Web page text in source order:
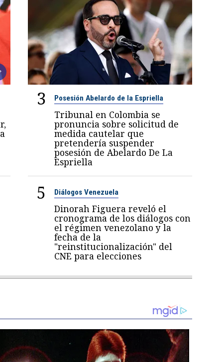
3 Posesión Abelardo de la Espriella
Tribunal en Colombia se
pronuncia sobre solicitud de
medida cautelar que
pretendería suspender
posesión de Abelardo De La
Espriella
5 Diálogos Venezuela
Dinorah Figuera reveló el
cronograma de los diálogos con
el régimen venezolano y la
fecha de la
"reinstitucionalización" del
CNE para elecciones